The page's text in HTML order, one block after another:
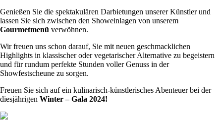
Genießen Sie die spektakulären Darbietungen unserer Künstler und
lassen Sie sich zwischen den Showeinlagen von unserem
Gourmetmenü verwöhnen.
Wir freuen uns schon darauf, Sie mit neuen geschmacklichen
Highlights in klassischer oder vegetarischer Alternative zu begeistern
und für rundum perfekte Stunden voller Genuss in der
Showfestscheune zu sorgen.
Freuen Sie sich auf ein kulinarisch-künstlerisches Abenteuer bei der
diesjährigen Winter – Gala 2024!